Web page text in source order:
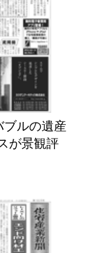
ブルの遺産
が景観評